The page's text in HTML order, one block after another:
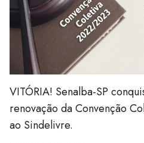
VITÓRIA! Senalba-SP
renovação da Convenção
ao Sindelivre.